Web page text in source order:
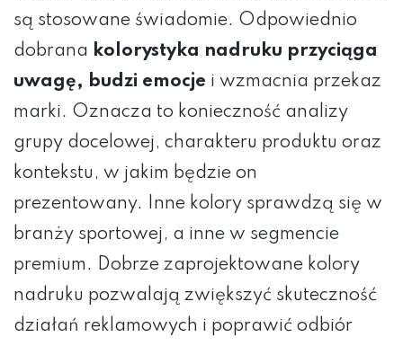
są stosowane świadomie. Odpowiednio
dobrana kolorystyka nadruku przyciąga
uwagę, budzi emocje i wzmacnia przekaz
marki. Oznacza to konieczność analizy
grupy docelowej, charakteru produktu oraz
kontekstu, w jakim będzie on
prezentowany. Inne kolory sprawdzą się w
branży sportowej, a inne w segmencie
premium. Dobrze zaprojektowane kolory
nadruku pozwalają zwiększyć skuteczność
działań reklamowych i poprawić odbiór